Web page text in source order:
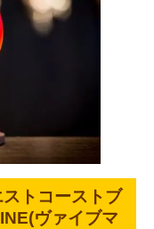
トコーストブ
ヴァイブマ